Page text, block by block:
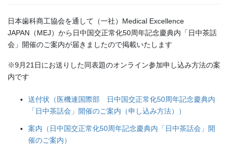
日本歯科商工協会を通して（一社）Medical Excellence
JAPAN（MEJ）から日中国交正常化50周年記念慶典内「日中茶話
会」開催のご案内が届きましたので掲載いたします
※9月21日にお送りした同表題のオンライン参加申し込み方法の案
内です
送付状（医機連国際部 日中国交正常化50周年記念慶典内
「日中茶話会」開催のご案内（申し込み方法））
案内（日中国交正常化50周年記念慶典内「日中茶話会」開
催のご案内）